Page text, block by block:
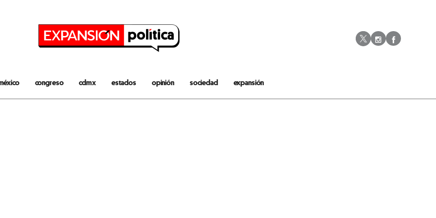
Instagram
congreso cdmx estados opinión sociedad expansión